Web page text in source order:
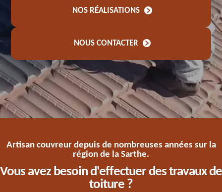
NOS RÉALISATIONS
NOUS CONTACTER
Artisan couvreur depuis de nombreuses années sur la
région de la Sarthe.
Vous avez besoin d'effectuer des travaux de
toiture ?